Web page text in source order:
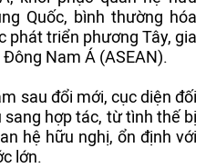
Quốc, bình thường hóa
phát triển phương Tây, gia
Nam Á (ASEAN).
sau đổi mới, cục diện đối
hợp tác, từ tình thế bị
hệ hữu nghị, ổn định với
lớn.